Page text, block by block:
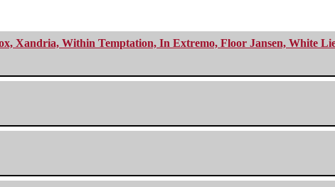
Xandria, Within Temptation, In Extremo, Floor Jansen, White